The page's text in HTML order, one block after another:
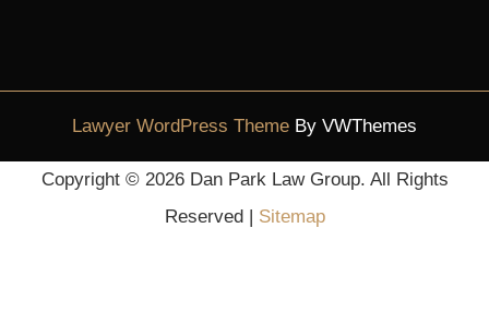
Lawyer WordPress Theme By VWThemes
Up
Copyright © 2026 Dan Park Law Group. All Rights
Reserved | Sitemap